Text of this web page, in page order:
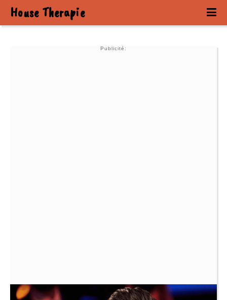
House Therapie
Publicité: